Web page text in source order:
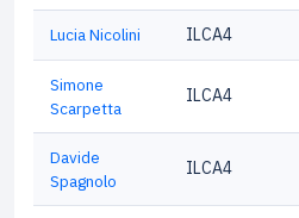
Lucia Nicolini ILCA4
Simone
Scarpetta
ILCA4
Davide
Spagnolo
ILCA4